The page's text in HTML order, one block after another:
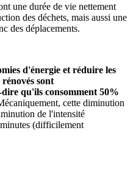
une durée de vie nettement
des déchets, mais aussi une
des déplacements.
d'énergie et réduire les
sont
qu'ils consomment 50%
cette diminution
de l'intensité
(difficilement